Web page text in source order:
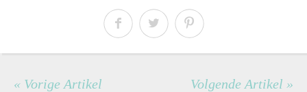
« Vorige Artikel Volgende Artikel »